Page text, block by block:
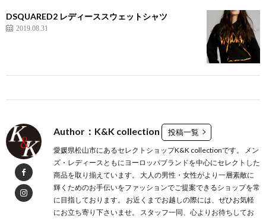
DSQUARED2 レディーススウェットシャツ
2019.08.31
Author：K&K collection 投稿一覧
愛媛県松山市にあるセレクトショップK&K collectionです。 メン
ズ・レディースともにヨーロッパブランドを中心にセレクトした
商品を取り揃えています。 大人の男性・女性がより一層素敵に
輝くためのお手伝いをファッションでご提案できるショップを常
に目指しております。 お近くまでお越しの際には、ぜひお気軽
にお立ち寄り下さいませ。 スタッフ一同、心よりお待ちしてお